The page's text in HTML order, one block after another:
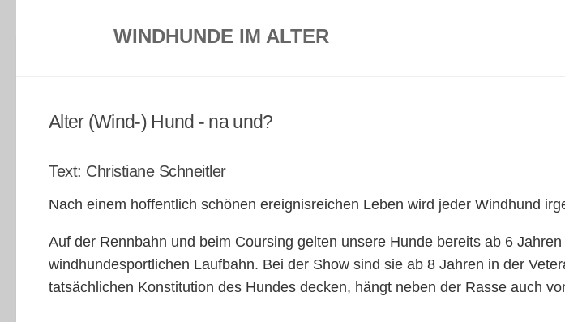
WINDHUNDE IM ALTER
Alter (Wind-) Hund - na und?
Text: Christiane Schneitler
Nach einem hoffentlich schönen ereignisreichen Leben wird jeder Windhund
Auf der Rennbahn und beim Coursing gelten unsere Hunde bereits ab 6
windhundesportlichen Laufbahn. Bei der Show sind sie ab 8 Jahren in der
tatsächlichen Konstitution des Hundes decken, hängt neben der Rasse auch